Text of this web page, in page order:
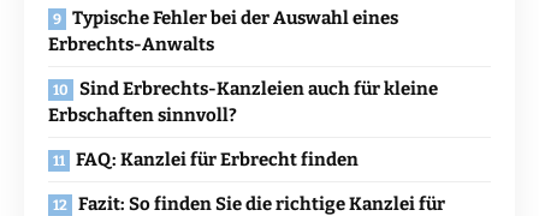
Typische Fehler bei der Auswahl eines
Erbrechts-Anwalts
Sind Erbrechts-Kanzleien auch für kleine
Erbschaften sinnvoll?
FAQ: Kanzlei für Erbrecht finden
Fazit: So finden Sie die richtige Kanzlei für